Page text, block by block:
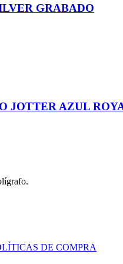
GRABADO
JOTTER AZUL
DE COMPRA